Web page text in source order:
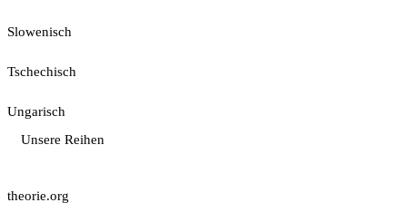
Slowenisch
Tschechisch
Ungarisch
Unsere Reihen
theorie.org